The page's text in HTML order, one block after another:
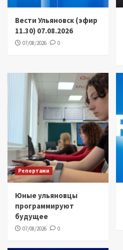
Вести Ульяновск (эфир
11.30) 07.08.2026
07/08/2026 0
Репортажи
Юные ульяновцы
программируют
будущее
07/08/2026 0